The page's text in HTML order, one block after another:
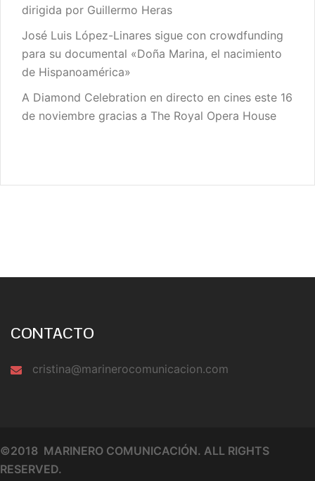
dirigida por Guillermo Heras
José Luis López-Linares sigue con crowdfunding
para su documental «Doña Marina, el nacimiento
de Hispanoamérica»
A Diamond Celebration en directo en cines este 16
de noviembre gracias a The Royal Opera House
CONTACTO
cristina@marinerocomunicacion.com
©2018 MARINERO COMUNICACIÓN. ALL RIGHTS
RESERVED.